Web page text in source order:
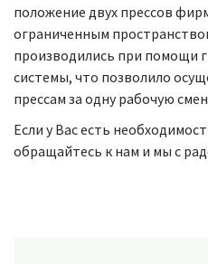
положение двух прессов
ограниченным
производились при помощи
системы, что позволило
прессам за одну рабочую
Если у Вас есть
обращайтесь к нам и мы с